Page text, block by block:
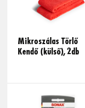
Mikroszálas Törlő
Kendő (külső), 2db